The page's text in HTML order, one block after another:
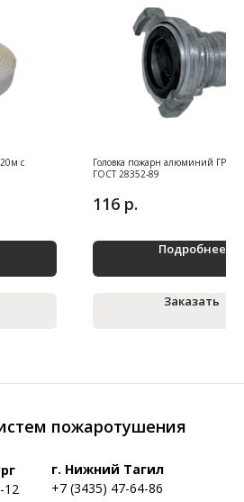
с
Головка пожарн алюминий ГР-50
ГОСТ 28352-89
116 р.
Подробнее
Заказать
пожаротушения
12
г. Нижний Тагил
+7 (3435) 47-64-86